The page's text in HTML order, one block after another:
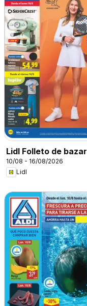
Lidl Folleto de bazar
10/08 - 16/08/2026
Lidl